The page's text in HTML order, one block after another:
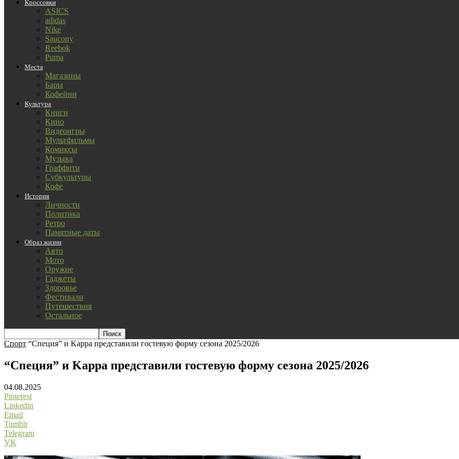
Кроссовки
ASICS
adidas
Nike
Saucony
Reebok
Puma
Места
Магазины
Бары
Кофейни
Культура
Книги
Кино
Видеоигры
Мультфильмы
Комиксы
Музыка
Граффити
Субкультуры
Кофе
История
Личности
Политика
Ретро
Памятные даты
Образ жизни
Авто
Мото
Оружие
Гаджеты
Здоровье
Фестивали
Путешествия
Остальное
Спорт “Специя” и Kappa представили гостевую форму сезона 2025/2026
“Специя” и Kappa представили гостевую форму сезона 2025/2026
04.08.2025
Pinterest
Linkedin
Email
Tumblr
Telegram
VK